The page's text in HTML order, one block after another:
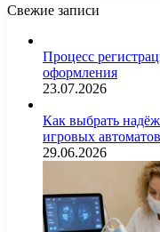
Свежие записи
Процесс
оформления
23.07.2026
Как выбрать
игровых автоматов
29.06.2026